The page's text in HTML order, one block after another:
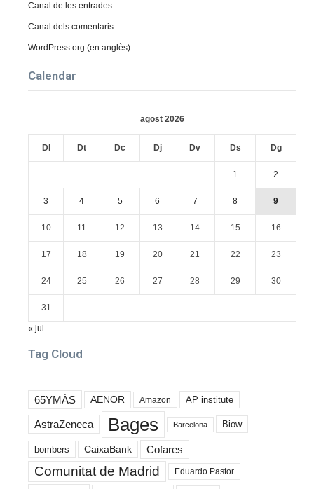
Canal de les entrades
Canal dels comentaris
WordPress.org (en anglès)
Calendar
agost 2026
Dl Dt Dc Dj Dv Ds Dg
1 2
3 4 5 6 7 8 9
10 11 12 13 14 15 16
17 18 19 20 21 22 23
24 25 26 27 28 29 30
31
« jul.
Tag Cloud
65YMÁS AENOR Amazon AP institute
AstraZeneca Bages Barcelona Biow
bombers CaixaBank Cofares
Comunitat de Madrid Eduardo Pastor